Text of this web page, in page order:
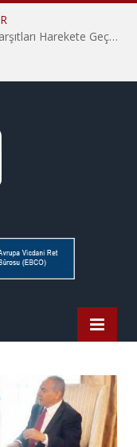
Hiroşima’nın 81. Yılında İtalyan Savaş Karşıtları Harekete Geçti: “Hatırlamak yeterli değil”